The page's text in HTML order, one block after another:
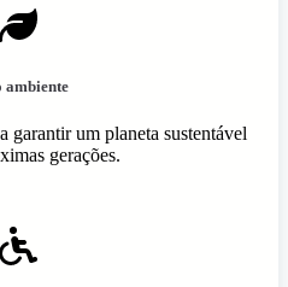
ambiente
garantir um planeta sustentável
gerações.